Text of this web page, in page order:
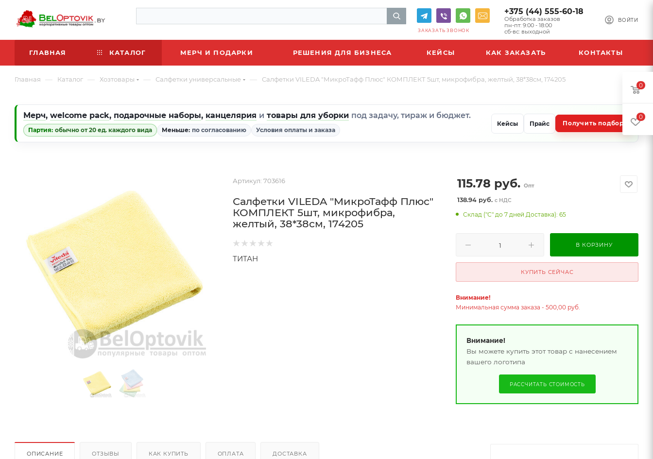
ВОЙТИ
+375 (44) 555-60-18
Обработка заказов
пн-пт: 9:00 - 18:00
сб-вс: выходной
ЗАКАЗАТЬ ЗВОНОК
ГЛАВНАЯ КАТАЛОГ МЕРЧ И ПОДАРКИ РЕШЕНИЯ ДЛЯ БИЗНЕСА КЕЙСЫ КАК ЗАКАЗАТЬ КОНТАКТЫ
Главная — Каталог — Хозтовары — Салфетки универсальные — Салфетки VILEDA "МикроТафф Плюс" КОМПЛЕКТ 5шт, микрофибра, желтый, 38*38см, 174205
Мерч, welcome pack, подарочные наборы, канцелярия и товары для уборки под задачу, тираж и бюджет.
Партия: обычно от 20 ед. каждого вида Меньше: по согласованию Условия оплаты и заказа
Кейсы Прайс Получить подбор
Артикул: 703616
Салфетки VILEDA "МикроТафф Плюс"
КОМПЛЕКТ 5шт, микрофибра,
желтый, 38*38см, 174205
ТИТАН
115.78 руб. Опт
138.94 руб.с НДС
Склад ("С" до 7 дней Доставка): 65
В КОРЗИНУ
КУПИТЬ СЕЙЧАС
Внимание!
Минимальная сумма заказа - 500,00 руб.
Внимание!
Вы можете купить этот товар с нанесением
вашего логотипа
РАССЧИТАТЬ СТОИМОСТЬ
ОПИСАНИЕ ОТЗЫВЫ КАК КУПИТЬ ОПЛАТА ДОСТАВКА
0
0